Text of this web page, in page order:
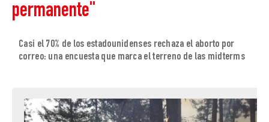
permanente"
Casi el 70% de los estadounidenses rechaza el aborto por
correo: una encuesta que marca el terreno de las midterms